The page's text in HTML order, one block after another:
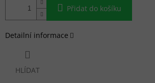
Přidat do košíku
Detailní informace
HLÍDAT